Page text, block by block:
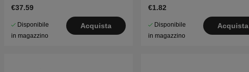
€37.59
Disponibile
in magazzino
Acquista
€1.82
Disponibile
in magazzino
Acquista